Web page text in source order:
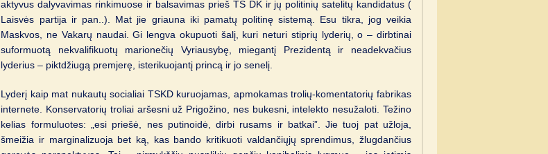
aktyvus dalyvavimas rinkimuose ir balsavimas prieš TS DK ir jų politinių satelitų kandidatus (
Laisvės partija ir pan..). Mat jie griauna iki pamatų politinę sistemą. Esu tikra, jog veikia
Maskvos, ne Vakarų naudai. Gi lengva okupuoti šalį, kuri neturi stiprių lyderių, o – dirbtinai
suformuotą nekvalifikuotų marionečių Vyriausybę, miegantį Prezidentą ir neadekvačius
lyderius – piktdžiugą premjerę, isterikuojantį princą ir jo senelį.
Lyderį kaip mat nukautų socialiai TSKD kuruojamas, apmokamas trolių-komentatorių fabrikas
internete. Konservatorių troliai aršesni už Prigožino, nes bukesni, intelekto nesužaloti. Težino
kelias formuluotes: „esi priešė, nes putinoidė, dirbi rusams ir batkai”. Jie tuoj pat užloja,
šmeižia ir marginalizuoja bet ką, kas bando kritikuoti valdančiųjų sprendimus, žlugdančius